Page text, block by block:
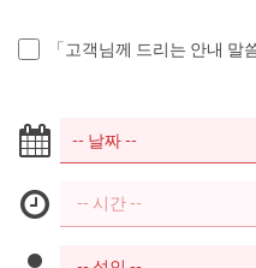
「고객님께 드리는 안내